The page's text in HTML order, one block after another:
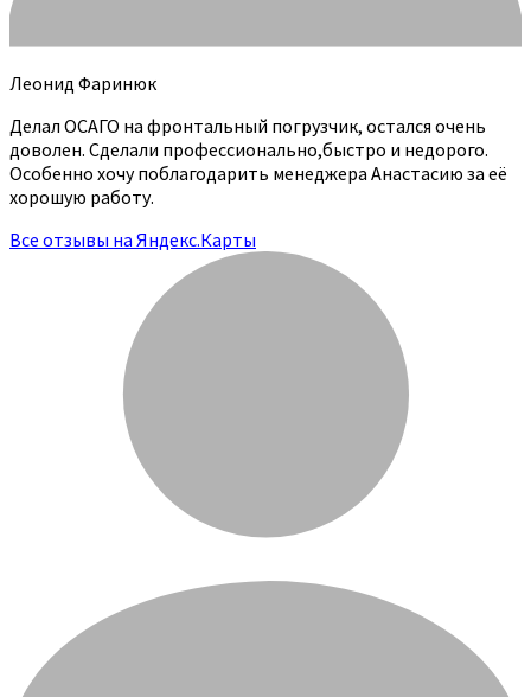
Леонид Фаринюк
Делал ОСАГО на фронтальный погрузчик, остался очень
доволен. Сделали профессионально,быстро и недорого.
Особенно хочу поблагодарить менеджера Анастасию за её
хорошую работу.
Все отзывы на Яндекс.Карты